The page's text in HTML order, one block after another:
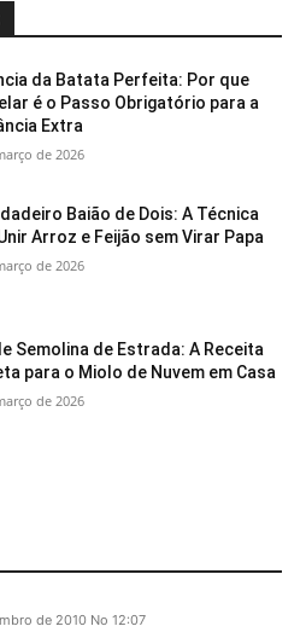
da Batata Perfeita: Por que
é o Passo Obrigatório para a
Extra
de 2026
Baião de Dois: A Técnica
Arroz e Feijão sem Virar Papa
de 2026
Semolina de Estrada: A Receita
para o Miolo de Nuvem em Casa
de 2026
de 2010 No 12:07